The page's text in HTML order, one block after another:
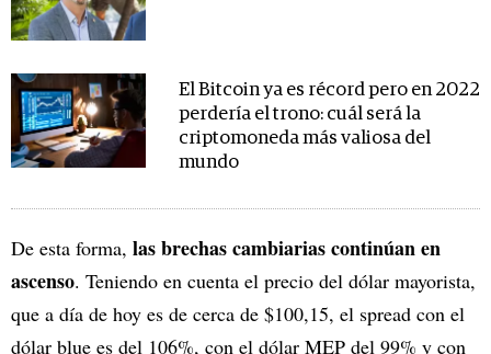
El Bitcoin ya es récord pero en 2022
perdería el trono: cuál será la
criptomoneda más valiosa del
mundo
De esta forma, las brechas cambiarias continúan en
ascenso. Teniendo en cuenta el precio del dólar mayorista,
que a día de hoy es de cerca de $100,15, el spread con el
dólar blue es del 106%, con el dólar MEP del 99% y con